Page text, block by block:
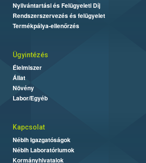
Nyilvántartási és Felügyeleti Díj
Rendszerszervezés és felügyelet
Termékpálya-ellenőrzés
Ügyintézés
Élelmiszer
Állat
Növény
Labor/Egyéb
Kapcsolat
Nébih Igazgatóságok
Nébih Laboratóriumok
Kormányhivatalok